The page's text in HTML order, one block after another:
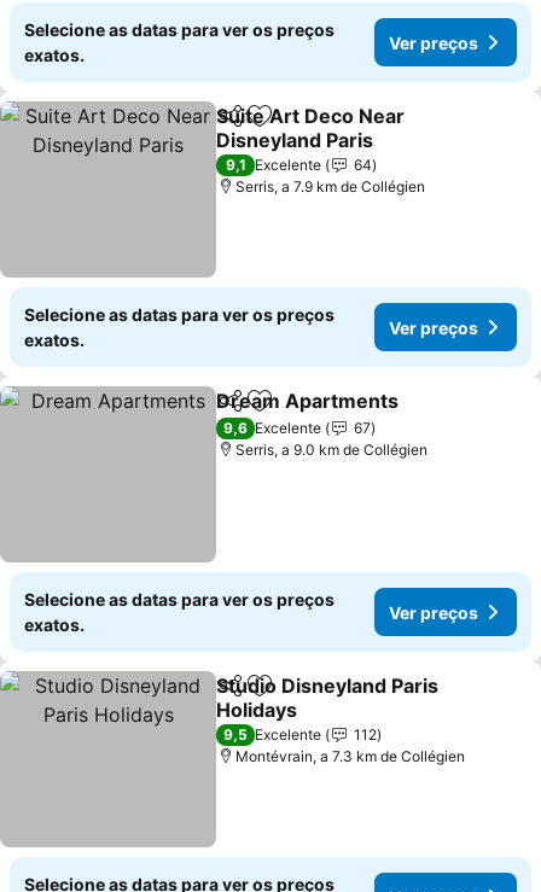
Selecione as datas para ver os preços
exatos.
Ver preços
PartilharAdicionar aos favoritos
Suite Art Deco Near
Disneyland Paris
9,1 Excelente
64
Serris, a 7.9 km de Collégien
Selecione as datas para ver os preços
exatos.
Ver preços
PartilharAdicionar aos favoritos
Dream Apartments
9,6 Excelente
67
Serris, a 9.0 km de Collégien
Selecione as datas para ver os preços
exatos.
Ver preços
PartilharAdicionar aos favoritos
Studio Disneyland Paris
Holidays
9,5 Excelente
112
Montévrain, a 7.3 km de Collégien
Selecione as datas para ver os preços